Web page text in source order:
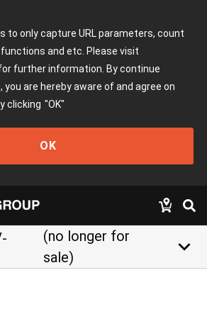
to only capture URL parameters, count
and etc. Please visit
further information. By continue
you are hereby aware of and agree on
clicking "OK"
OK
(no longer for
sale)
keyboard_arrow_down